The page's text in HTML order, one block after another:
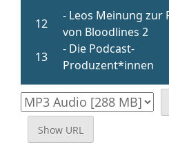
Show URL